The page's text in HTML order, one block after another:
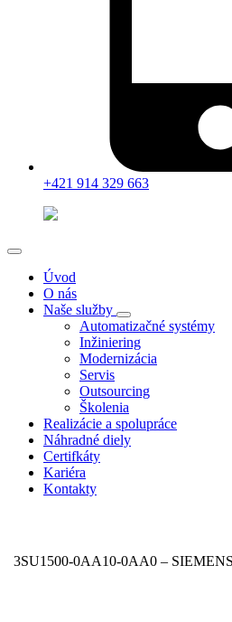
+421 914 329 663
Úvod
O nás
Naše služby
Automatizačné systémy
Inžiniering
Modernizácia
Servis
Outsourcing
Školenia
Realizácie a spolupráce
Náhradné diely
Certifkáty
Kariéra
Kontakty
3SU1500-0AA10-0AA0 –